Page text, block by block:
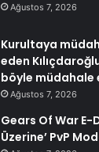
Ağustos 7, 2026
Kurultaya
eden
böyle müdahale
Ağustos 7, 2026
Gears Of War E-
Üzerine’ PvP